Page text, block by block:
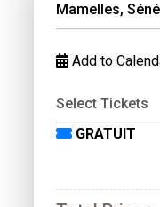
Mamelles,
Add to
Select Tickets
GRATUIT